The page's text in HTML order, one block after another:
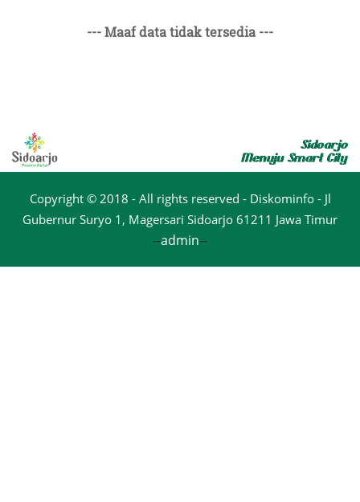
--- Maaf data tidak tersedia ---
Copyright © 2018 - All rights reserved - Diskominfo - Jl
Gubernur Suryo 1, Magersari Sidoarjo 61211 Jawa Timur
--admin--